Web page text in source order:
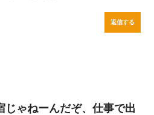
返信する
じゃねーんだぞ、仕事で出